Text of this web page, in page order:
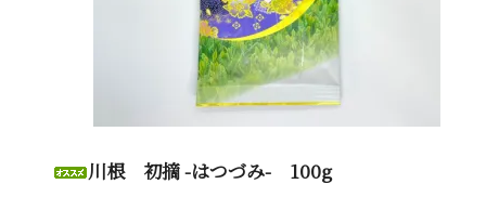
川根 初摘 -はつづみ- 100g